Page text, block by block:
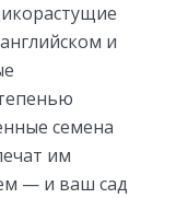
и
семена
им
— и ваш сад